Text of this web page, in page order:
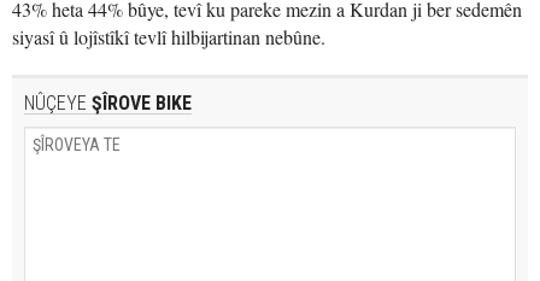
43% heta 44% bûye, tevî ku pareke mezin a Kurdan ji ber sedemên
siyasî û lojîstîkî tevlî hilbijartinan nebûne.
NÛÇEYE ŞÎROVE BIKE